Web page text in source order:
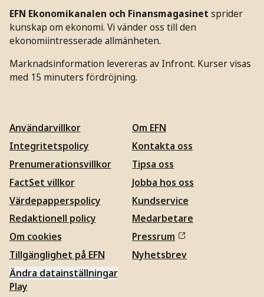
EFN Ekonomikanalen och Finansmagasinet sprider
kunskap om ekonomi. Vi vänder oss till den
ekonomiintresserade allmänheten.
Marknadsinformation levereras av Infront. Kurser visas
med 15 minuters fördröjning.
Användarvillkor
Integritetspolicy
Prenumerationsvillkor
FactSet villkor
Värdepapperspolicy
Redaktionell policy
Om cookies
Tillgänglighet på EFN
Ändra datainställningar
Om EFN
Kontakta oss
Tipsa oss
Jobba hos oss
Kundservice
Medarbetare
Pressrum
Nyhetsbrev
Play